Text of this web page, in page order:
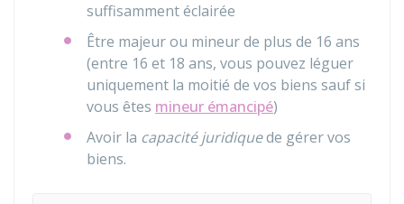
suffisamment éclairée
Être majeur ou mineur de plus de 16 ans
(entre 16 et 18 ans, vous pouvez léguer
uniquement la moitié de vos biens sauf si
vous êtes mineur émancipé)
Avoir la capacité juridiquede gérer vos
biens.